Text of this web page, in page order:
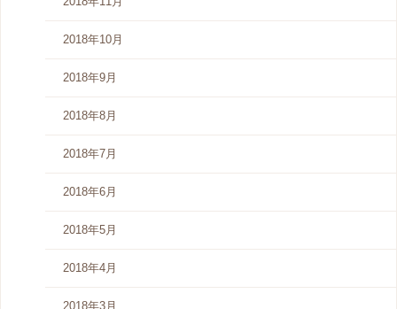
2018年10月
2018年9月
2018年8月
2018年7月
2018年6月
2018年5月
2018年4月
2018年3月